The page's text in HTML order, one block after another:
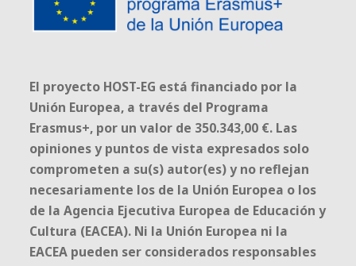
El proyecto HOST-EG está financiado por la
Unión Europea, a través del Programa
Erasmus+, por un valor de 350.343,00 €. Las
opiniones y puntos de vista expresados solo
comprometen a su(s) autor(es) y no reflejan
necesariamente los de la Unión Europea o los
de la Agencia Ejecutiva Europea de Educación y
Cultura (EACEA). Ni la Unión Europea ni la
EACEA pueden ser considerados responsables